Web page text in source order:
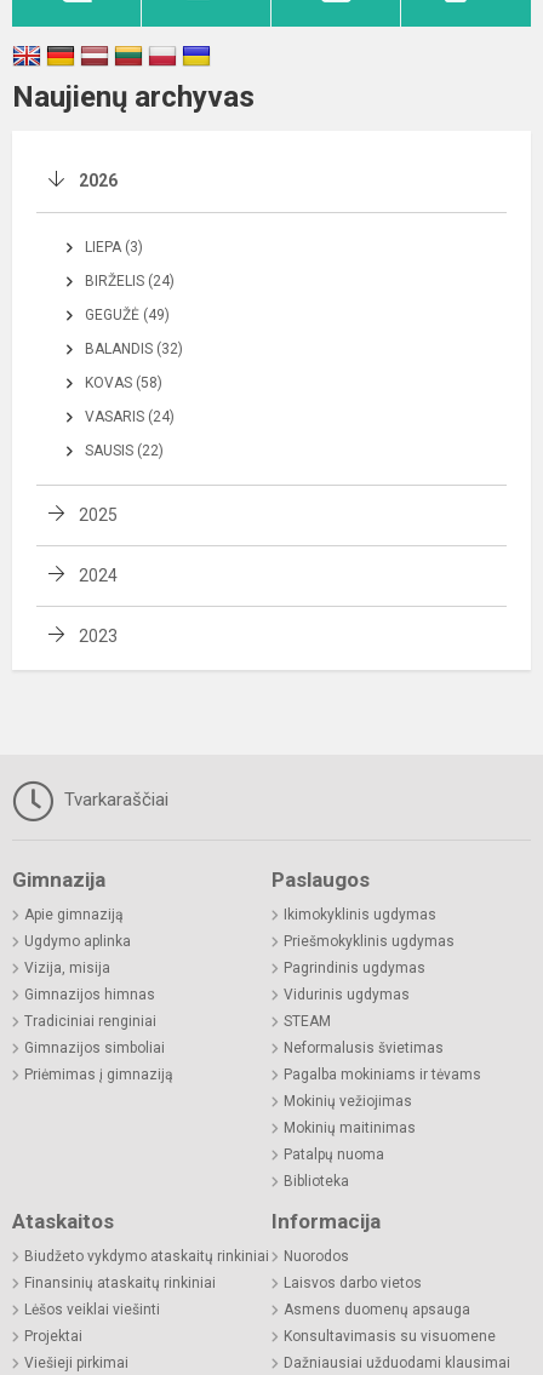
Naujienų archyvas
2026
LIEPA (3)
BIRŽELIS (24)
GEGUŽĖ (49)
BALANDIS (32)
KOVAS (58)
VASARIS (24)
SAUSIS (22)
2025
2024
2023
Tvarkaraščiai
Gimnazija
Apie gimnaziją
Ugdymo aplinka
Vizija, misija
Gimnazijos himnas
Tradiciniai renginiai
Gimnazijos simboliai
Priėmimas į gimnaziją
Paslaugos
Ikimokyklinis ugdymas
Priešmokyklinis ugdymas
Pagrindinis ugdymas
Vidurinis ugdymas
STEAM
Neformalusis švietimas
Pagalba mokiniams ir tėvams
Mokinių vežiojimas
Mokinių maitinimas
Patalpų nuoma
Biblioteka
Ataskaitos
Biudžeto vykdymo ataskaitų rinkiniai
Finansinių ataskaitų rinkiniai
Lėšos veiklai viešinti
Projektai
Viešieji pirkimai
Informacija
Nuorodos
Laisvos darbo vietos
Asmens duomenų apsauga
Konsultavimasis su visuomene
Dažniausiai užduodami klausimai